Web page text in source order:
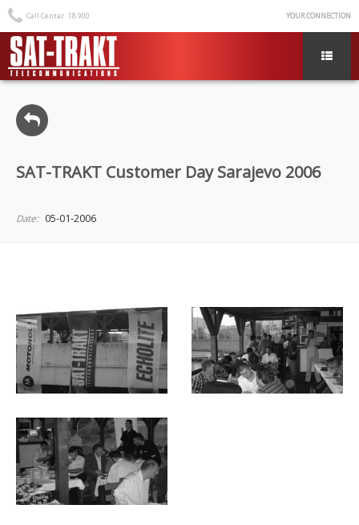
Call Centar 18 900 YOUR CONNECTION
SAT-TRAKT Customer Day Sarajevo 2006
Date: 05-01-2006